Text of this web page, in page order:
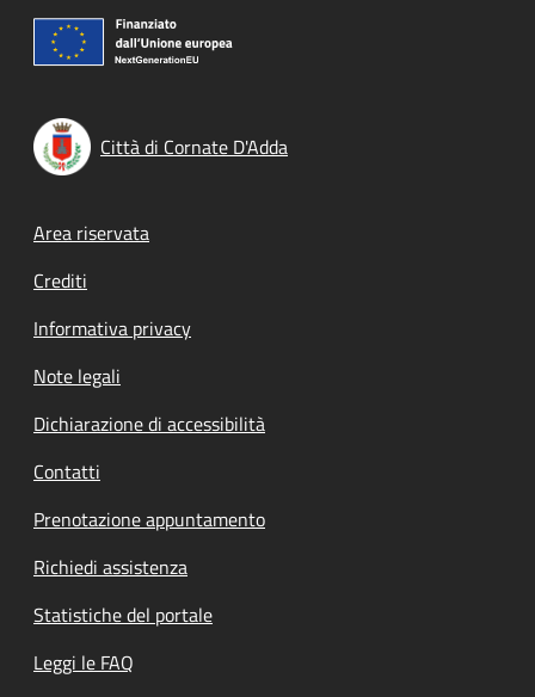
Città di Cornate D'Adda
Footer menu
Area riservata
Crediti
Informativa privacy
Note legali
Dichiarazione di accessibilità
Contatti
Prenotazione appuntamento
Richiedi assistenza
Statistiche del portale
Leggi le FAQ